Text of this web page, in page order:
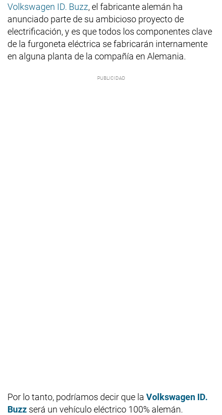
Volkswagen ID. Buzz, el fabricante alemán ha
anunciado parte de su ambicioso proyecto de
electrificación, y es que todos los componentes clave
de la furgoneta eléctrica se fabricarán internamente
en alguna planta de la compañía en Alemania.
Por lo tanto, podríamos decir que la Volkswagen ID.
Buzz será un vehículo eléctrico 100% alemán.